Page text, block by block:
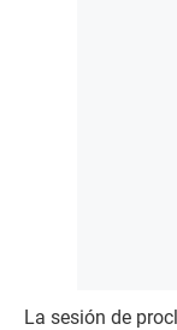
La sesión de